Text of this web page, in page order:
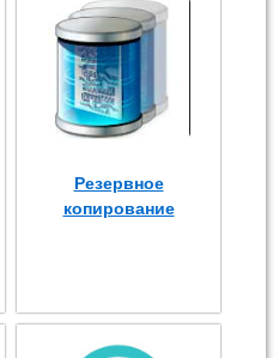
Резервное
копирование